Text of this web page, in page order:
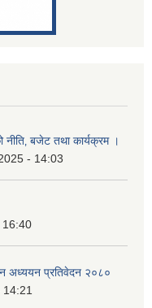
बजेट तथा कार्यक्रम ।
- 14:03
16:40
अध्ययन प्रतिवेदन २०८०
14:21